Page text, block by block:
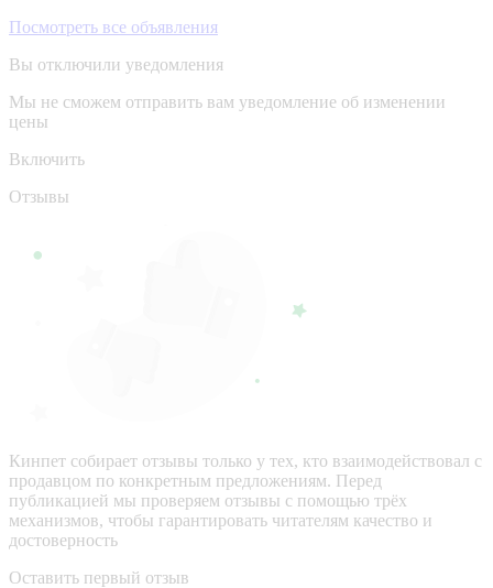
Посмотреть все объявления
Вы отключили уведомления
Мы не сможем отправить вам уведомление об изменении
цены
Включить
Отзывы
Кинпет собирает отзывы только у тех, кто взаимодействовал с
продавцом по конкретным предложениям. Перед
публикацией мы проверяем отзывы с помощью трёх
механизмов, чтобы гарантировать читателям качество и
достоверность
Оставить первый отзыв